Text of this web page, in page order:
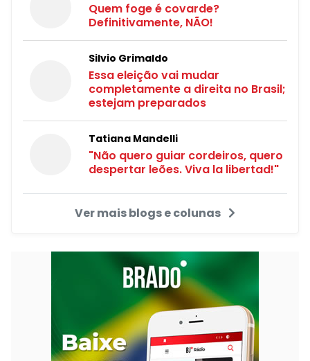
Quem foge é covarde?
Definitivamente, NÃO!
Silvio Grimaldo
Essa eleição vai mudar
completamente a direita no Brasil;
estejam preparados
Tatiana Mandelli
"Não quero guiar cordeiros, quero
despertar leões. Viva la libertad!"
Ver mais blogs e colunas